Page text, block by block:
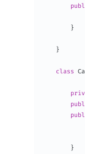
}
}
class
}